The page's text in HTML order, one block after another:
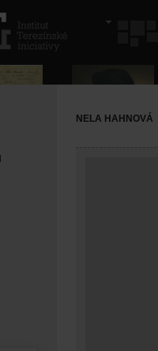
NELA HAHNOVÁ